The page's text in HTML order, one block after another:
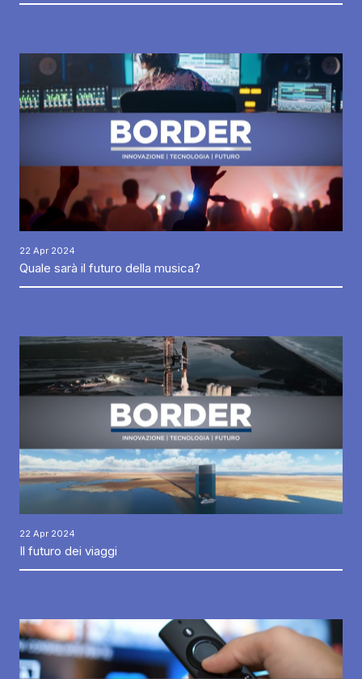
22 Apr 2024
Quale sarà il futuro della musica?
22 Apr 2024
Il futuro dei viaggi